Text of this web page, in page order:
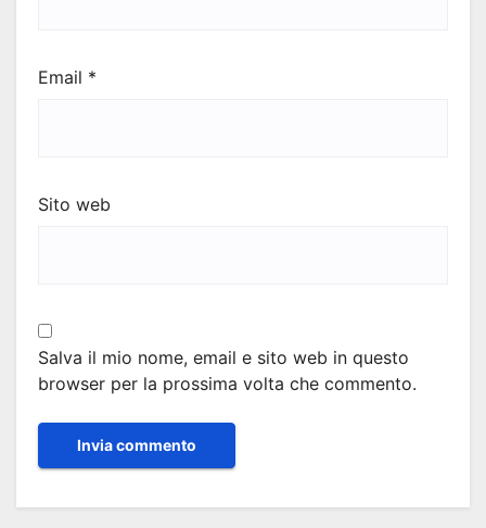
Email *
Sito web
Salva il mio nome, email e sito web in questo
browser per la prossima volta che commento.